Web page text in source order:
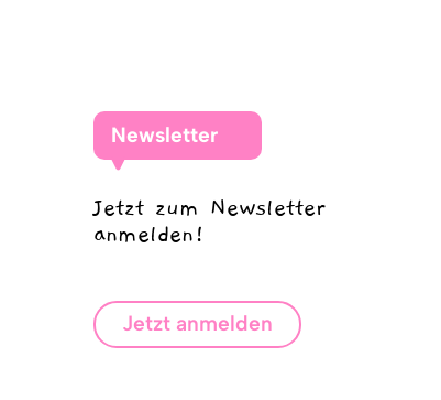
Newsletter
Jetzt zum Newsletter
anmelden!
Jetzt anmelden